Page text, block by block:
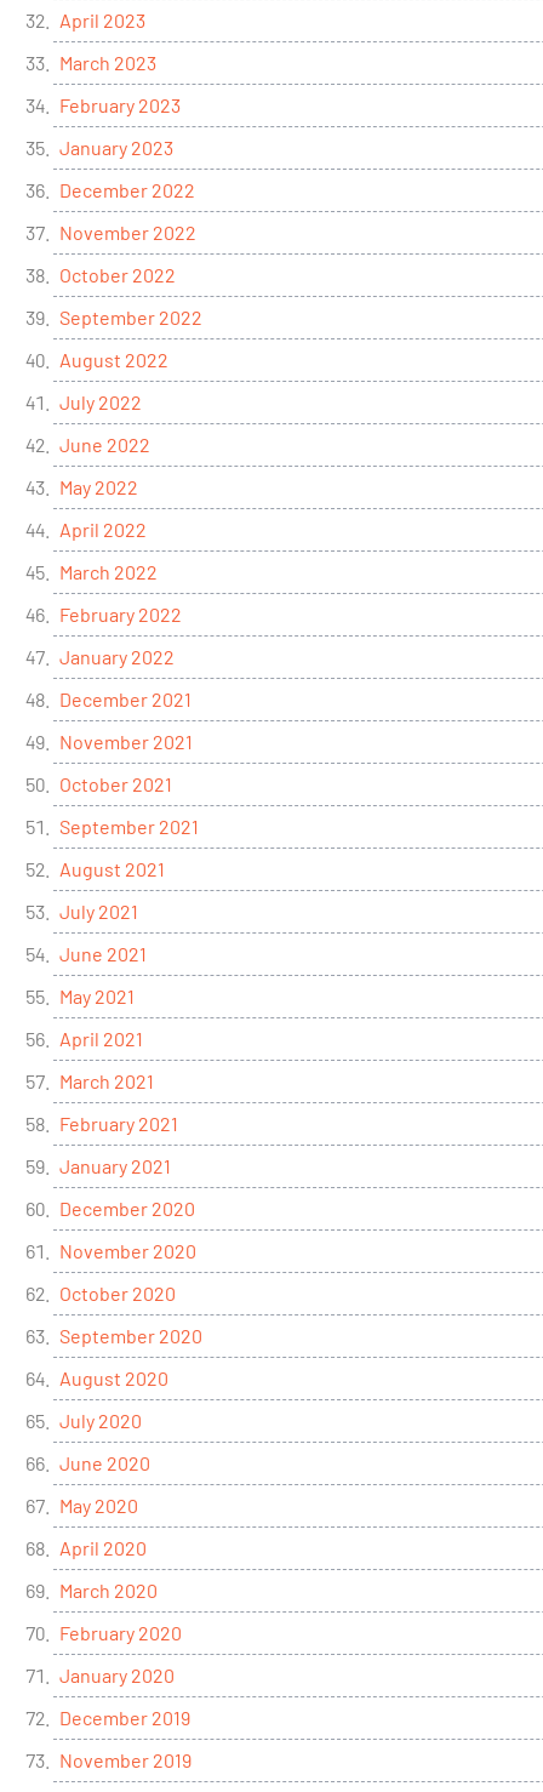
April 2023
March 2023
February 2023
January 2023
December 2022
November 2022
October 2022
September 2022
August 2022
July 2022
June 2022
May 2022
April 2022
March 2022
February 2022
January 2022
December 2021
November 2021
October 2021
September 2021
August 2021
July 2021
June 2021
May 2021
April 2021
March 2021
February 2021
January 2021
December 2020
November 2020
October 2020
September 2020
August 2020
July 2020
June 2020
May 2020
April 2020
March 2020
February 2020
January 2020
December 2019
November 2019